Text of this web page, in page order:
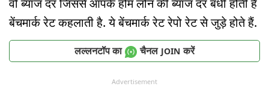
वो ब्याज दर जिससे आपके होम लोन की ब्याज दर बंधी होती है
बेंचमार्क रेट कहलाती है. ये बेंचमार्क रेट रेपो रेट से जुड़े होते हैं.
लल्लनटॉप का चैनल JOIN करें
Advertisement